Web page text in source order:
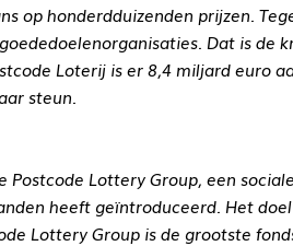
op honderdduizenden prijzen.
Dat is de
Loterij is er 8,4 miljard euro
steun.
Lottery Group, een
heeft geïntroduceerd. Het
Lottery Group is de grootste